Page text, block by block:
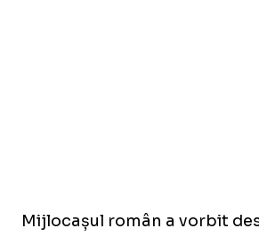
Mijlocașul român a vorbit